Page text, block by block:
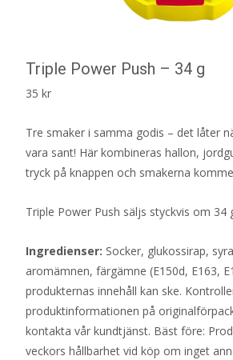
Triple Power Push – 34 g
35 kr
Tre smaker i samma godis – det låter
vara sant! Här kombineras hallon,
tryck på knappen och smakerna
Triple Power Push säljs styckvis om 34
Ingredienser: Socker, glukossirap,
aromämnen, färgämne (E150d, E163,
produkternas innehåll kan ske.
produktinformationen på
kontakta vår kundtjänst. Bäst före:
veckors hållbarhet vid köp om inget